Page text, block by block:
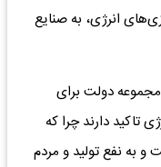
انرژی، به صنایع
دولت برای
تاکید دارند چرا که
به نفع تولید و مردم